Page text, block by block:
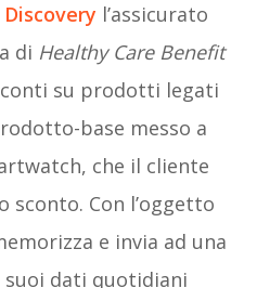
Discovery l’assicurato
di Healthy Care Benefit
su prodotti legati
base messo a
che il cliente
sconto. Con l’oggetto
e invia ad una
dati quotidiani